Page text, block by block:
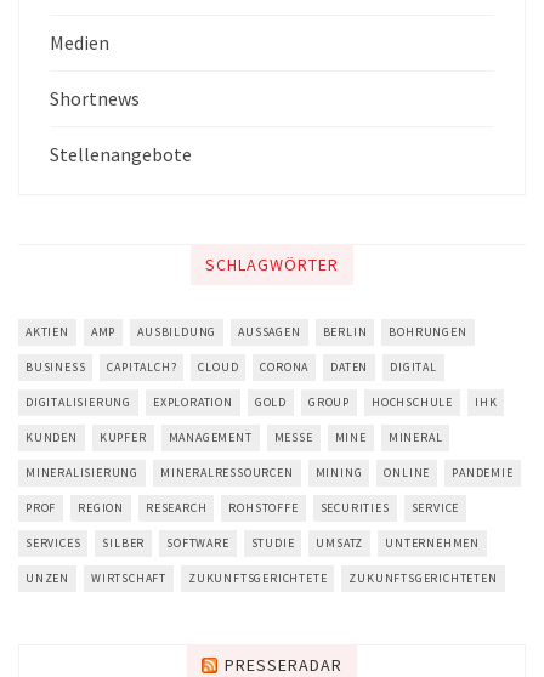
Medien
Shortnews
Stellenangebote
SCHLAGWÖRTER
AKTIEN AMP AUSBILDUNG AUSSAGEN BERLIN BOHRUNGEN
BUSINESS CAPITALCH? CLOUD CORONA DATEN DIGITAL
DIGITALISIERUNG EXPLORATION GOLD GROUP HOCHSCHULE IHK
KUNDEN KUPFER MANAGEMENT MESSE MINE MINERAL
MINERALISIERUNG MINERALRESSOURCEN MINING ONLINE PANDEMIE
PROF REGION RESEARCH ROHSTOFFE SECURITIES SERVICE
SERVICES SILBER SOFTWARE STUDIE UMSATZ UNTERNEHMEN
UNZEN WIRTSCHAFT ZUKUNFTSGERICHTETE ZUKUNFTSGERICHTETEN
PRESSERADAR